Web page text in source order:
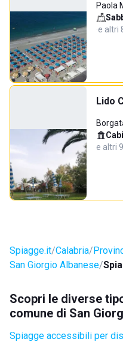
Paola
·e altri
Lido
e altri
Spiagge.it Calabria
San Giorgio Albanese
Scopri le diverse
comune di San
Spiagge accessibili per